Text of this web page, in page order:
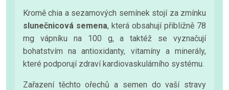
Kromě chia a sezamových semínek stojí za zmínku
slunečnicová semena, která obsahují přibližně 78
mg vápníku na 100 g, a taktéž se vyznačují
bohatstvím na antioxidanty, vitamíny a minerály,
které podporují zdraví kardiovaskulárního systému.
Zařazení těchto ořechů a semen do vaší stravy